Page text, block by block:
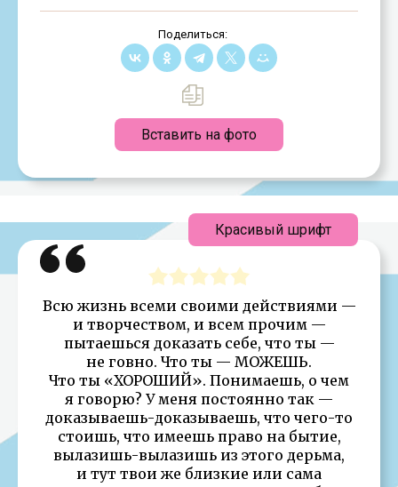
Поделиться:
Вставить на фото
Всю жизнь всеми своими действиями —
и творчеством, и всем прочим —
пытаешься доказать себе, что ты —
не говно. Что ты — МОЖЕШЬ.
Что ты «ХОРОШИЙ». Понимаешь, о чем
я говорю? У меня постоянно так —
доказываешь-доказываешь, что чего-то
стоишь, что имеешь право на бытие,
вылазишь-вылазишь из этого дерьма,
и тут твои же близкие или сама
Красивый шрифт